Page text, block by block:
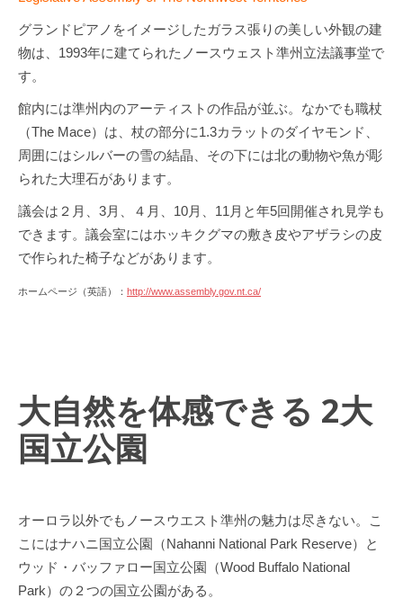
グランドピアノをイメージしたガラス張りの美しい外観の建
物は、1993年に建てられたノースウェスト準州立法議事堂で
す。
館内には準州内のアーティストの作品が並ぶ。なかでも職杖
（The Mace）は、杖の部分に1.3カラットのダイヤモンド、
周囲にはシルバーの雪の結晶、その下には北の動物や魚が彫
られた大理石があります。
議会は２月、3月、４月、10月、11月と年5回開催され見学も
できます。議会室にはホッキクグマの敷き皮やアザラシの皮
で作られた椅子などがあります。
ホームページ（英語）： http://www.assembly.gov.nt.ca/
大自然を体感できる 2大
国立公園
オーロラ以外でもノースウエスト準州の魅力は尽きない。こ
こにはナハニ国立公園（Nahanni National Park Reserve）と
ウッド・バッファロー国立公園（Wood Buffalo National
Park）の２つの国立公園がある。